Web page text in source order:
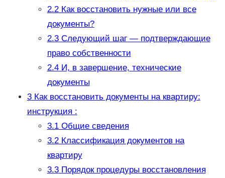
2.2Как восстановить нужные или все
документы?
2.3Следующий шаг — подтверждающие
право собственности
2.4И, в завершение, технические
документы
3Как восстановить документы на квартиру:
инструкция :
3.1Общие сведения
3.2Классификация документов на
квартиру
3.3Порядок процедуры восстановления